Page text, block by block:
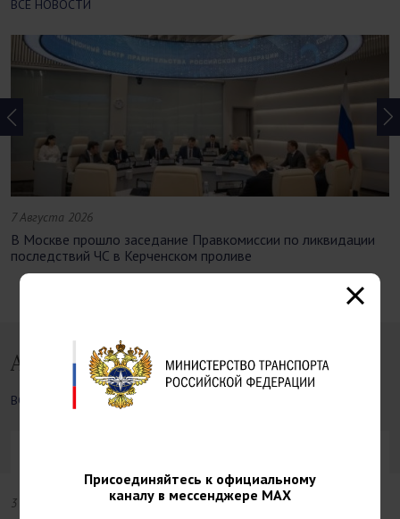
ВСЕ НОВОСТИ
7 Августа 2026
В Москве прошло заседание Правкомиссии по ликвидации
последствий ЧС в Керченском проливе
Актуальное
ВСЕ НОВОСТИ РЕГИОНОВ
3 Августа 2026
Присоединяйтесь к официальному
каналу в мессенджере MAX